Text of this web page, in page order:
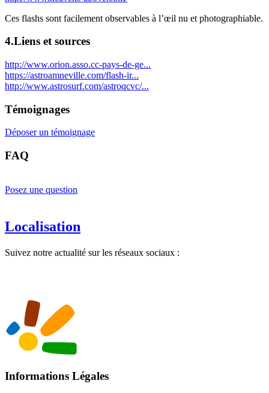
Ces flashs sont facilement observables à l’œil nu et photographiable.
4.Liens et sources
http://www.orion.asso.cc-pays-de-ge...
https://astroamneville.com/flash-ir...
http://www.astrosurf.com/astroqcvc/...
Témoignages
Déposer un témoignage
FAQ
Posez une question
Localisation
Suivez notre actualité sur les réseaux sociaux :
Informations Légales